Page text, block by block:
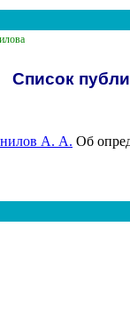
Список
А. А. Об